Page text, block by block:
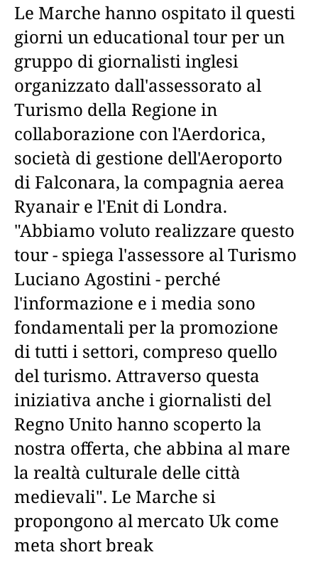
Le Marche hanno ospitato il questi
giorni un educational tour per un
gruppo di giornalisti inglesi
organizzato dall'assessorato al
Turismo della Regione in
collaborazione con l'Aerdorica,
società di gestione dell'Aeroporto
di Falconara, la compagnia aerea
Ryanair e l'Enit di Londra.
"Abbiamo voluto realizzare questo
tour - spiega l'assessore al Turismo
Luciano Agostini - perché
l'informazione e i media sono
fondamentali per la promozione
di tutti i settori, compreso quello
del turismo. Attraverso questa
iniziativa anche i giornalisti del
Regno Unito hanno scoperto la
nostra offerta, che abbina al mare
la realtà culturale delle città
medievali". Le Marche si
propongono al mercato Uk come
meta short break